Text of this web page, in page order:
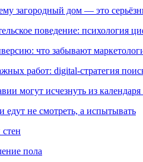
загородный дом — это
поведение: психология
что забывают
работ: digital-стратегия
могут исчезнуть из
едут не смотреть, а испытывать
пола